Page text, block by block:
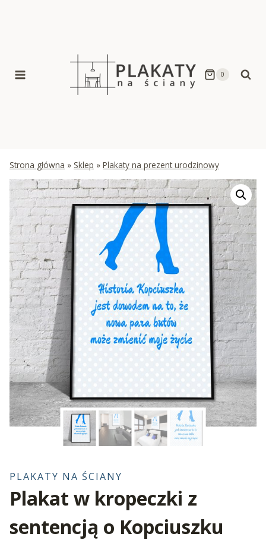
0
Strona główna » Sklep » Plakaty na prezent urodzinowy
PLAKATY NA ŚCIANY
Plakat w kropeczki z
sentencją o Kopciuszku